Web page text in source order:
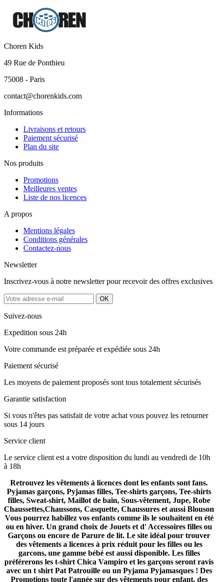
Choren Kids
49 Rue de Ponthieu
75008 - Paris
contact@chorenkids.com
Informations
Livraisons et retours
Paiement sécurisé
Plan du site
Nos produits
Promotions
Meilleures ventes
Liste de nos licences
A propos
Mentions légales
Conditions générales
Contactez-nous
Newsletter
Inscrivez-vous à notre newsletter pour recevoir des offres exclusives
Suivez-nous
Expedition sous 24h
Votre commande est préparée et expédiée sous 24h
Paiement sécurisé
Les moyens de paiement proposés sont tous totalement sécurisés
Garantie satisfaction
Si vous n'êtes pas satisfait de votre achat vous pouvez les retourner
sous 14 jours
Service client
Le service client est a votre disposition du lundi au vendredi de 10h
à 18h
Retrouvez les vêtements à licences dont les enfants sont fans.
Pyjamas garçons, Pyjamas filles, Tee-shirts garçons, Tee-shirts
filles, Sweat-shirt, Maillot de bain, Sous-vêtement, Jupe, Robe
Chaussettes,Chaussons, Casquette, Chaussures et aussi Blouson
Vous pourrez habillez vos enfants comme ils le souhaitent en été
ou en hiver. Un grand choix de Jouets et d' Accessoires filles ou
Garçons ou encore de Parure de lit. Le site idéal pour trouver
des vêtements a licences à prix réduit pour les filles ou les
garcons, une gamme bébé est aussi disponible. Les filles
préférerons les t-shirt Chica Vampiro et les garçons seront ravis
avec un t shirt Pat Patrouille ou un Pyjama Pyjamasques ! Des
Promotions toute l'année sur des vêtements pour enfant, des